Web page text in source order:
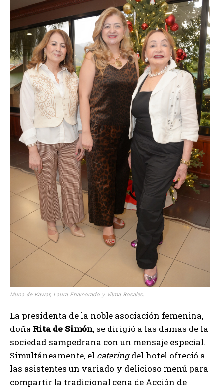
Muna de Kawar, Laura Enamorado y Vilma Rosales.
La presidenta de la noble asociación femenina,
doña Rita de Simón, se dirigió a las damas de la
sociedad sampedrana con un mensaje especial.
Simultáneamente, el cateringdel hotel ofreció a
las asistentes un variado y delicioso menú para
compartir la tradicional cena de Acción de